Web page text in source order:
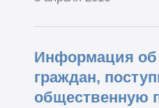
Информация
граждан,
общественную